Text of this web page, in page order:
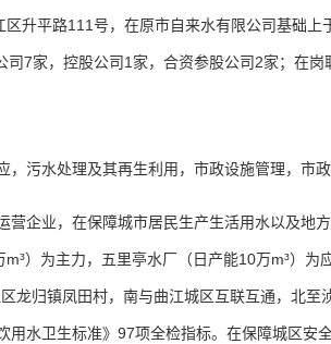
平路111号，在原市自来水有限公司基础上
7家，控股公司1家，合资参股公司2家；在岗
水处理及其再生利用，市政设施管理，市政
业，在保障城市居民生产生活用水以及地
）为主力，五里亭水厂（日产能10万m³）为
龙归镇凤田村，南与曲江城区互联互通，北
水卫生标准》97项全检指标。在保障城区安